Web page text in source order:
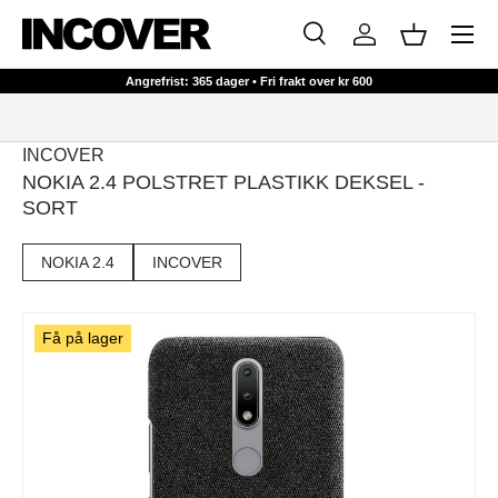
HOPP TIL INNHOLD
Søk
Søk Logg innKurv
Meny
Angrefrist: 365 dager • Fri frakt over kr 600
INCOVER
NOKIA 2.4 POLSTRET PLASTIKK DEKSEL -
SORT
NOKIA 2.4 INCOVER
Få på lager